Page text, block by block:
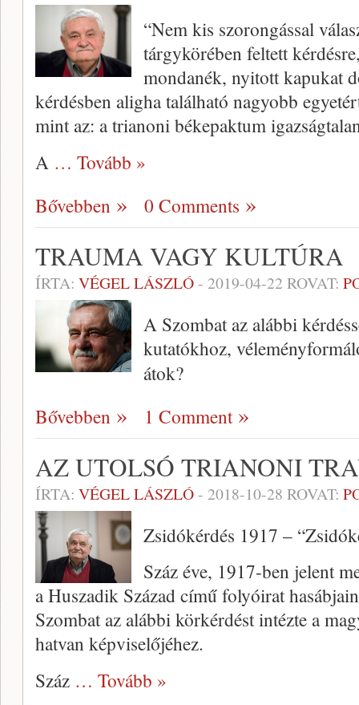
“Nem kis szorongással
tárgykörében feltett
mondanék, nyitott kapukat
kérdésben aligha található nagyobb
mint az: a trianoni békepaktum
A … Tovább »
Bővebben
0 Comments
TRAUMA VAGY KULTÚRA
ÍRTA: VÉGEL LÁSZLÓ- 2019-04-22 ROVAT:
A Szombat az alábbi
kutatókhoz,
átok?
Bővebben
1 Comment
AZ UTOLSÓ TRIANONI
ÍRTA: VÉGEL LÁSZLÓ- 2018-10-28 ROVAT:
Zsidókérdés 1917 –
Száz éve, 1917-ben jelent
a Huszadik Század című folyóirat
Szombat az alábbi körkérdést intézte a
hatvan képviselőjéhez.
Száz … Tovább »